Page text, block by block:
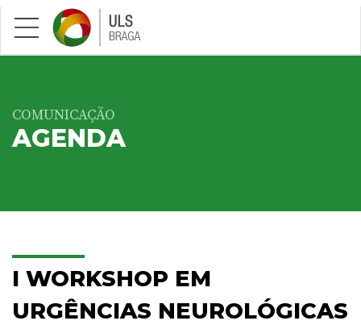
Saltar para conteúdo principal
COMUNICAÇÃO
AGENDA
I WORKSHOP EM
URGÊNCIAS NEUROLÓGICAS